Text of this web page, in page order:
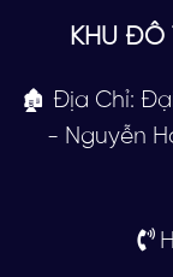
KHU ĐÔ
🏚 Địa Chỉ: Đại
- Nguyễn